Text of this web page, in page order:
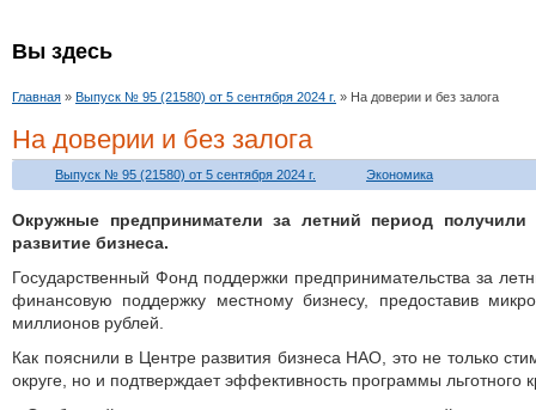
Вы здесь
Главная » Выпуск № 95 (21580) от 5 сентября 2024 г. » На доверии и без залога
На доверии и без залога
Выпуск № 95 (21580) от 5 сентября 2024 г. Экономика
Окружные предприниматели за летний период
развитие бизнеса.
Государственный Фонд поддержки предпринимательства за
финансовую поддержку местному бизнесу, предоставив
миллионов рублей.
Как пояснили в Центре развития бизнеса НАО, это не только
округе, но и подтверждает эффективность программы льготного